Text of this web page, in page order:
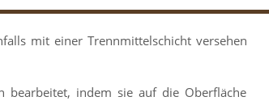
mit einer Trennmittelschicht versehen
bearbeitet, indem sie auf die Oberfläche